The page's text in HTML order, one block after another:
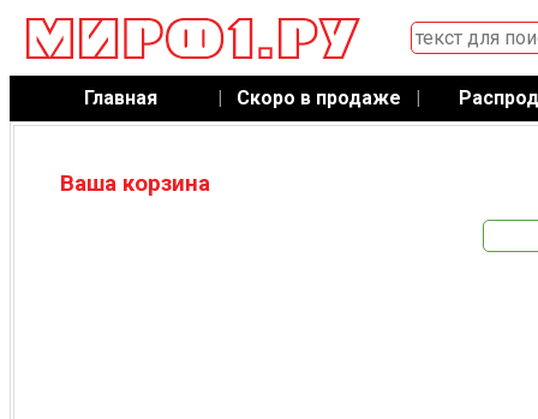
Главная | Скоро в продаже |
Ваша корзина